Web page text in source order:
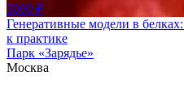
3000 ₽
Генеративные модели в
к практике
Парк «Зарядье»
Москва